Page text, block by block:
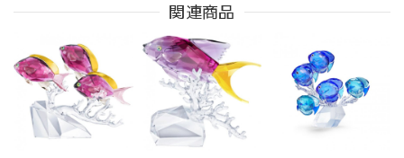
関連商品